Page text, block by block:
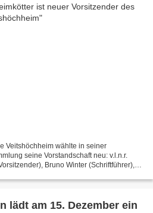
Veitshöchheim wählte in seiner
seine Vorstandschaft neu: v.l.n.r.
Bruno Winter (Schriftführer),
lädt am 15. Dezember ein